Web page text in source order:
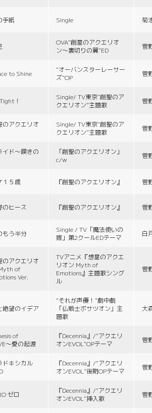
手紙 Single 菊
OVA“創星のアクエリオ
ン〜裏切りの翼”ED
菅
to Shine
“オーバンスターレーサー
ズ”OP
菅
！
Single/ TV東京“創聖のア
クエリオン”主題歌
菅
のアクエリオ
Single/ TV東京“創聖のア
クエリオン”主題歌
菅
イド〜嘆きの
「創聖のアクエリオン」
c/w
菅
１５歳 『創聖のアクエリオン』 菅
のヒース 『創聖のアクエリオン』 菅
もう半分
Single / TV「魔法使いの
嫁」第2クールEDテーマ
白
のアクエリオ
of
Ver.
TVアニメ『想星のアクエ
リオン Myth of
Emotions』主題歌シング
ル
菅
絶望のイデア
“それが声優！”劇中劇
「仏戦士ボサツオン」主
題歌
大
of
〜愛の起源
『Decennia』/“アクエリ
オンEVOL”OPテーマ
菅
ドキシカル
『Decennia』/“アクエリ
オンEVOL”後期OPテーマ
菅
ゼロ
『Decennia』/“アクエリ
オンEVOL”挿入歌
菅